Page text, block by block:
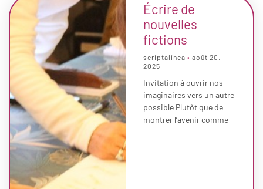
Écrire de
nouvelles
fictions
scriptalinea
août 20,
2025
Invitation à ouvrir nos
imaginaires vers un autre
possible Plutôt que de
montrer l’avenir comme